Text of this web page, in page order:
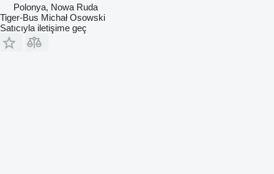
Polonya, Nowa Ruda
Tiger-Bus Michał Osowski
Satıcıyla iletişime geç